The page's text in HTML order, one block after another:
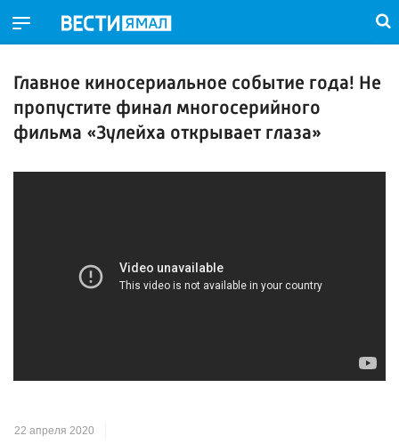
Главное киносериальное событие года! Не
пропустите финал многосерийного
фильма «Зулейха открывает глаза»
22 апреля 2020